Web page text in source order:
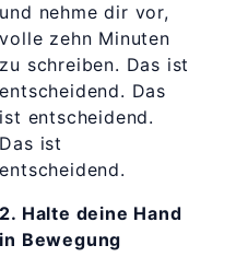
und nehme dir vor,
volle zehn Minuten
zu schreiben. Das ist
entscheidend. Das
ist entscheidend.
Das ist
entscheidend.
2. Halte deine Hand
in Bewegung